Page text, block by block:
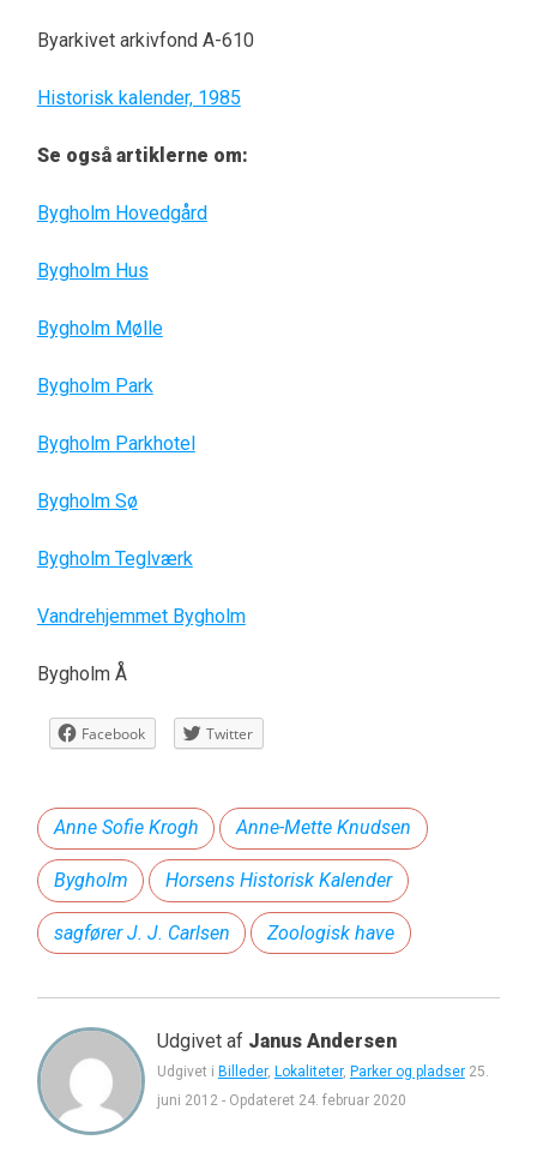
Byarkivet arkivfond A-610
Historisk kalender, 1985
Se også artiklerne om:
Bygholm Hovedgård
Bygholm Hus
Bygholm Mølle
Bygholm Park
Bygholm Parkhotel
Bygholm Sø
Bygholm Teglværk
Vandrehjemmet Bygholm
Bygholm Å
Facebook Twitter
Anne Sofie Krogh Anne-Mette Knudsen
Bygholm Horsens Historisk Kalender
sagfører J. J. Carlsen Zoologisk have
Udgivet af Janus Andersen
Udgivet i Billeder, Lokaliteter, Parker og pladser 25.
juni 2012- Opdateret 24. februar 2020